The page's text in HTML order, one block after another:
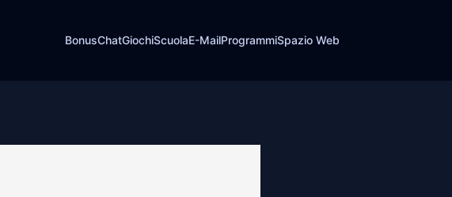
BonusChatGiochiScuolaE-MailProgrammiSpazio Web